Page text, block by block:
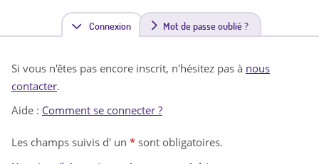
Connexion(
n
Mot de passe oublié ?
Si vous n'êtes pas encore inscrit, n'hésitez pas à nous
contacter.
Aide : Comment se connecter ?
Les champs suivis d' un * sont obligatoires.